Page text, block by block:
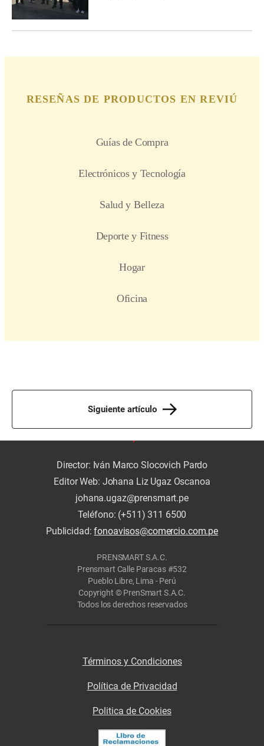
Siguiente artículo
Director: Iván Marco Slocovich Pardo
Editor Web: Johana Liz Ugaz Oscanoa
johana.ugaz@prensmart.pe
Teléfono: (+511) 311 6500
Publicidad:fonoavisos@comercio.com.pe
PRENSMART S.A.C.
Prensmart Calle Paracas #532
Pueblo Libre, Lima - Perú
Copyright © PrenSmart S.A.C.
Todos los derechos reservados
Términos y Condiciones
Política de Privacidad
Politica de Cookies